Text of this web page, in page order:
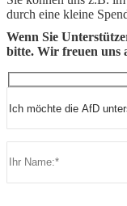
durch eine kleine
Wenn Sie
bitte. Wir freuen uns